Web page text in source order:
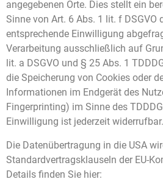
angegebenen Orte. Dies stellt ein
Sinne von Art. 6 Abs. 1 lit. f DSGVO
entsprechende Einwilligung
Verarbeitung ausschließlich auf
lit. a DSGVO und § 25 Abs. 1
die Speicherung von Cookies oder
Informationen im Endgerät des
Fingerprinting) im Sinne des
Einwilligung ist jederzeit widerrufbar.
Die Datenübertragung in die USA
Standardvertragsklauseln der EU-
Details finden Sie hier: